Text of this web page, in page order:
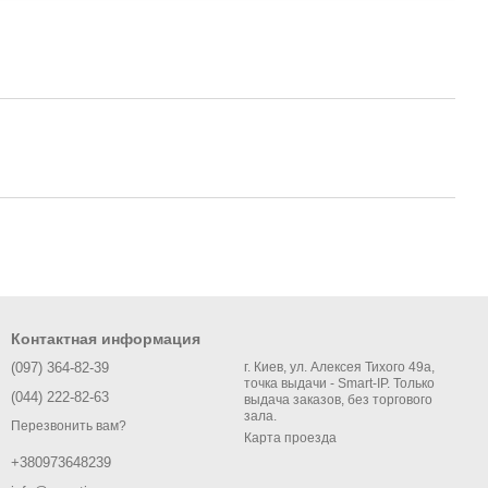
Контактная информация
(097) 364-82-39
(044) 222-82-63
Перезвонить вам?
+380973648239
г. Киев, ул. Алексея Тихого 49а,
точка выдачи - Smart-IP. Только
выдача заказов, без торгового
зала.
Карта проезда